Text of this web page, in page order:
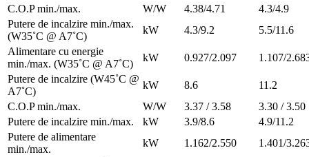
C.O.P min./max.
W/W 4.38/4.71
4.3/4.9
Putere de incalzire min./max.
(W35˚C @ A7˚C)
kW 4.3/9.2
5.5/11.6
Alimentare cu energie
min./max. (W35˚C @ A7˚C)
kW 0.927/2.097
1.107/
Putere de incalzire (W45˚C @
A7˚C)
kW 8.6
11.2
C.O.P min./max.
W/W 3.37 / 3.58
3.30 / 3.50
Putere de incalzire min./max.
kW 3.9/8.6
4.9/11.2
Putere de alimentare
min./max.
kW 1.162/2.550
1.401/